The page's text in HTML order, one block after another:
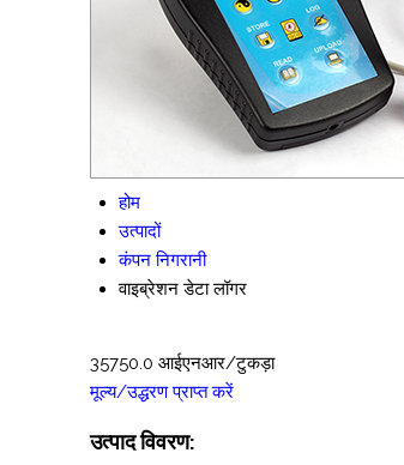
होम
उत्पादों
कंपन निगरानी
वाइब्रेशन डेटा लॉगर
35750.0 आईएनआर/टुकड़ा
मूल्य/उद्धरण प्राप्त करें
उत्पाद विवरण: